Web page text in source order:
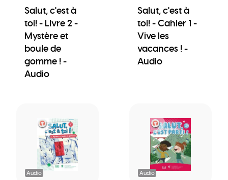
Salut, c'est à
toi! - Livre 2 -
Mystère et
boule de
gomme ! -
Audio
Salut, c'est à
toi! - Cahier 1 -
Vive les
vacances ! -
Audio
Audio Audio